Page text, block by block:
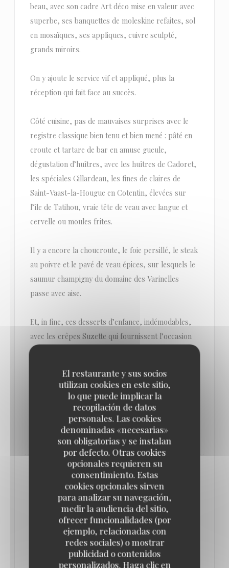
El restaurante y sus socios
utilizan cookies en este sitio,
lo que puede implicar la
recopilación de datos
personales. Las cookies
denominadas «necesarias»
son obligatorias y se instalan
por defecto. Otras cookies
opcionales requieren su
consentimiento. Estas
cookies opcionales sirven
para analizar su navegación,
medir la audiencia del sitio,
ofrecer funcionalidades (por
ejemplo, relacionadas con
redes sociales) o mostrar
publicidad o contenidos
personalizados. Haga clic en
beau, avec son cadre Art déco mise en valeur avec
superbe, ses banquettes de moleskine refaites, sol
en mosaïques, ses appliques, cuivre sculpté,
grands miroirs.
On y ajoute le service vif et appliqué, plus la
réception qui fait face au succès.
Côté cuisine, pas de mauvaises surprises avec le
registre classique bien tenu et bien mené : pâté en
croute et tartare de bar en amuse gueule,
dégustation d’huîtres, avec les huîtres de Cadoret,
les spéciales Gillardeau, les fines de claires de
Saint-Vaast-la-Hougue en Cotentin, élevées sur
l’île de Tatihou, vraie tête de veau avec langue et
cervelle ou moules frites.
Il y a encore la choucroute, le foie persillé, le steak
au poivre et le pavé de veau épices, sur lesquels le
saumur champigny du domaine des Varinelles
passe avec aise.
Et, in fine, ces desserts d’enfance, indémodables,
avec les crêpes Suzette qui fournissent l’occasion
d’un bel exercice de style au guéridon, et les
que c’est tous les jours dimanche au Vaudeville,
place de la Bourse.
LEA EL ARTICULO ((ABRE EN UNA NUEVA VENTANA))